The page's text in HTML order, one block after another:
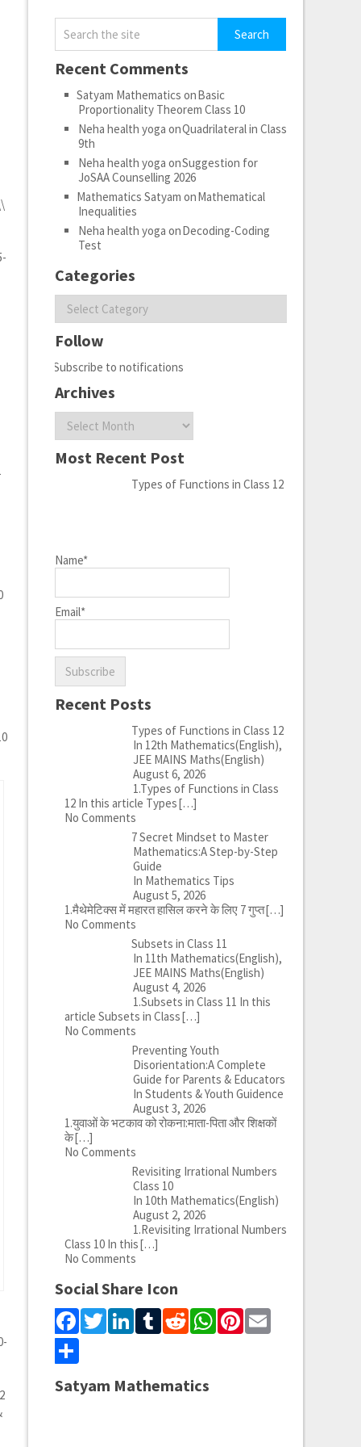
Recent Comments
Satyam Mathematics onBasic
Proportionality Theorem Class 10
Neha health yoga onQuadrilateral in Class
9th
Neha health yoga onSuggestion for
JoSAA Counselling 2026
Mathematics Satyam onMathematical
Inequalities
Neha health yoga onDecoding-Coding
Test
Categories
Categories
Follow
Subscribe to notifications
Archives
Archives
Most Recent Post
Types of Functions in Class 12
Name*
Email*
Recent Posts
Types of Functions in Class 12
In 12th Mathematics(English),
JEE MAINS Maths(English)
August 6, 2026
1.Types of Functions in Class
12 In this article Types[…]
No Comments
7 Secret Mindset to Master
Mathematics:A Step-by-Step
Guide
In Mathematics Tips
August 5, 2026
1.मैथेमेटिक्स में महारत हासिल करने के लिए 7 गुप्त[…]
No Comments
Subsets in Class 11
In 11th Mathematics(English),
JEE MAINS Maths(English)
August 4, 2026
1.Subsets in Class 11 In this
article Subsets in Class[…]
No Comments
Preventing Youth
Disorientation:A Complete
Guide for Parents & Educators
In Students & Youth Guidence
August 3, 2026
1.युवाओं के भटकाव को रोकना:माता-पिता और शिक्षकों
के[…]
No Comments
Revisiting Irrational Numbers
Class 10
In 10th Mathematics(English)
August 2, 2026
1.Revisiting Irrational Numbers
Class 10 In this[…]
No Comments
Social Share Icon
Facebook
Twitter
LinkedIn
Tumblr
Reddit
WhatsApp
Pinterest
Email
Share
Satyam Mathematics